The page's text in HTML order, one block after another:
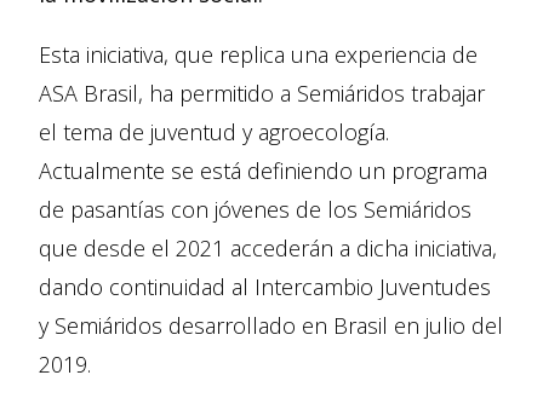
Esta iniciativa, que replica una experiencia de
ASA Brasil, ha permitido a Semiáridos trabajar
el tema de juventud y agroecología.
Actualmente se está definiendo un programa
de pasantías con jóvenes de los Semiáridos
que desde el 2021 accederán a dicha iniciativa,
dando continuidad al Intercambio Juventudes
y Semiáridos desarrollado en Brasil en julio del
2019.